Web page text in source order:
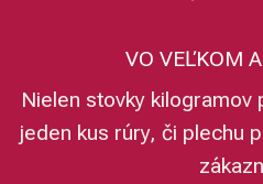
VO VEĽKOM
Nielen stovky kilogramov
jeden kus rúry, či plechu